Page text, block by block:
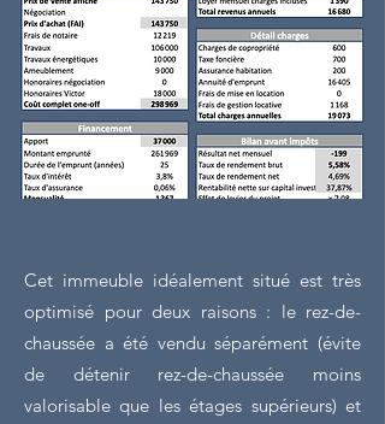
Cet immeuble idéalement situé est très
optimisé pour deux raisons : le rez-de-
chaussée a été vendu séparément (évite
de détenir rez-de-chaussée moins
valorisable que les étages supérieurs) et